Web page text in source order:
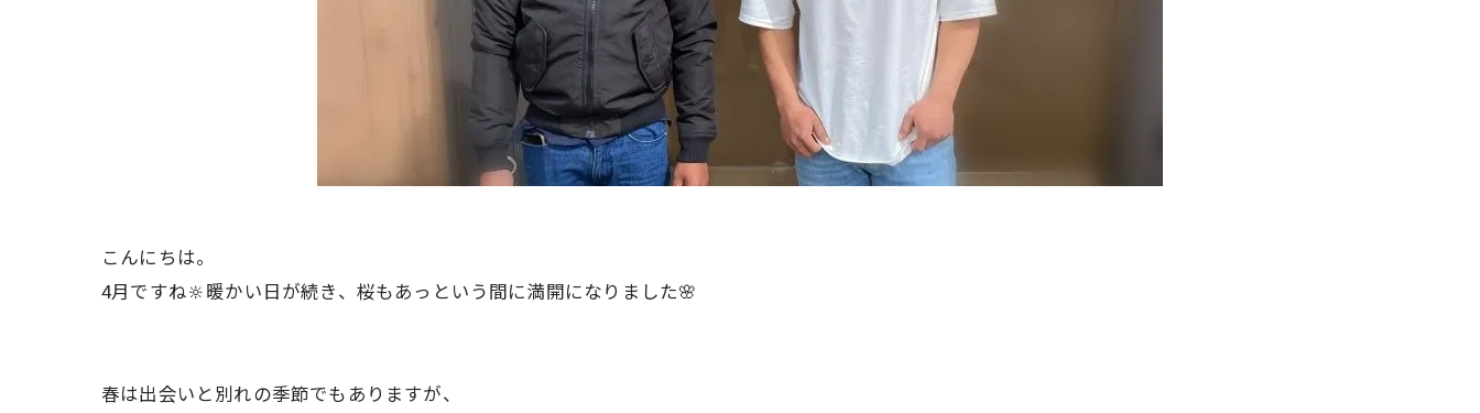
こんにちは。
4月ですね🔆暖かい日が続き、桜もあっという間に満開になりました🌸
春は出会いと別れの季節でもありますが、